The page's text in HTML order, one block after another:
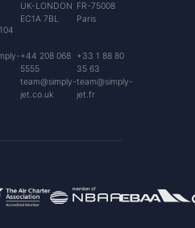
UK-LONDON
EC1A 7BL
+44 208 068
5555
team@simply-
jet.co.uk
FR-75008
Paris
+33 1 88 80
35 63
team@simply-
jet.fr